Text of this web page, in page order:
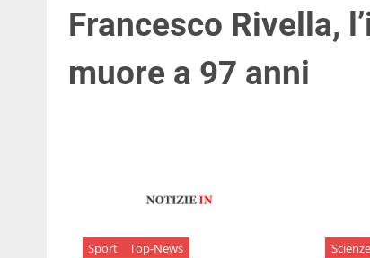
Francesco Rivella,
muore a 97 anni
Sport Top-News